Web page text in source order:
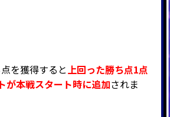
を獲得すると上回った勝ち点1点
が本戦スタート時に追加されま